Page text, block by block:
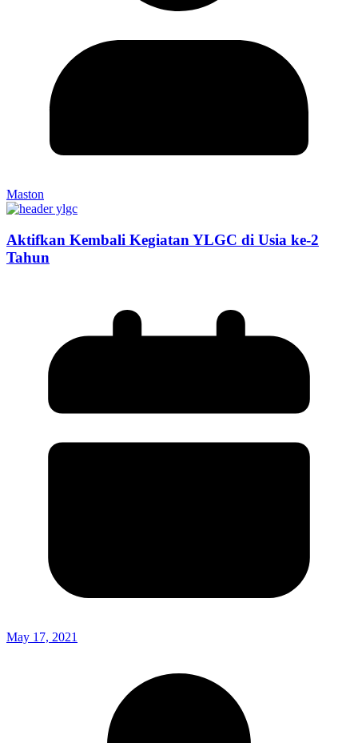
Maston
Aktifkan Kembali Kegiatan YLGC di Usia ke-2
Tahun
May 17, 2021